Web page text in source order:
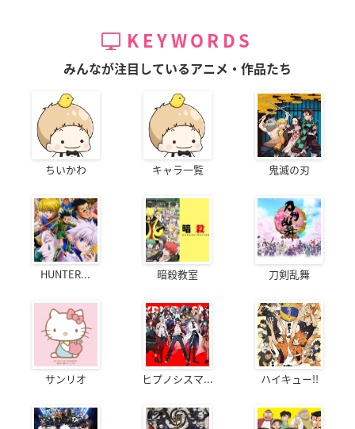
KEYWORDS
みんなが注目しているアニメ・作品たち
ちいかわ キャラ一覧 鬼滅の刃
HUNTER... 暗殺教室 刀剣乱舞
サンリオ ヒプノシスマ... ハイキュー!!